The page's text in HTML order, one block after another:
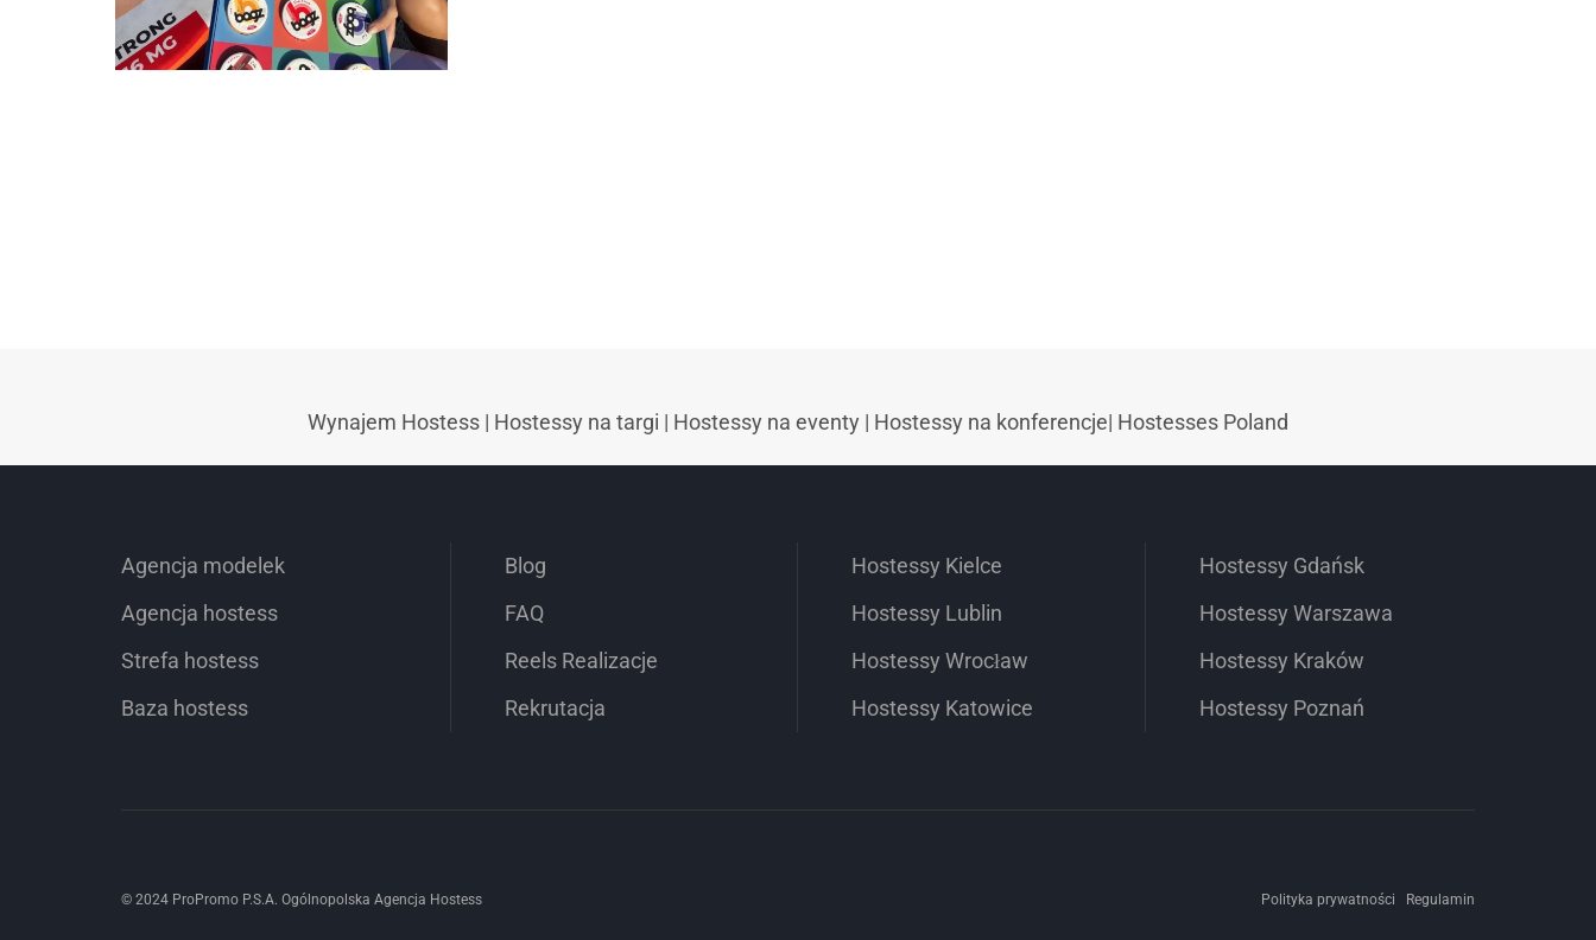
HOSTESSA
PROMOCJA
WROCŁAW
Wynajem Hostess | Hostessy na targi | Hostessy na eventy | Hostessy na konferencje| Hostesses Poland
Agencja modelek
Agencja hostess
Strefa hostess
Baza hostess
Blog
FAQ
Reels Realizacje
Rekrutacja
Hostessy Kielce
Hostessy Lublin
Hostessy Wrocław
Hostessy Katowice
Hostessy Gdańsk
Hostessy Warszawa
Hostessy Kraków
Hostessy Poznań
© 2024 ProPromo P.S.A. Ogólnopolska Agencja Hostess Polityka prywatności Regulamin